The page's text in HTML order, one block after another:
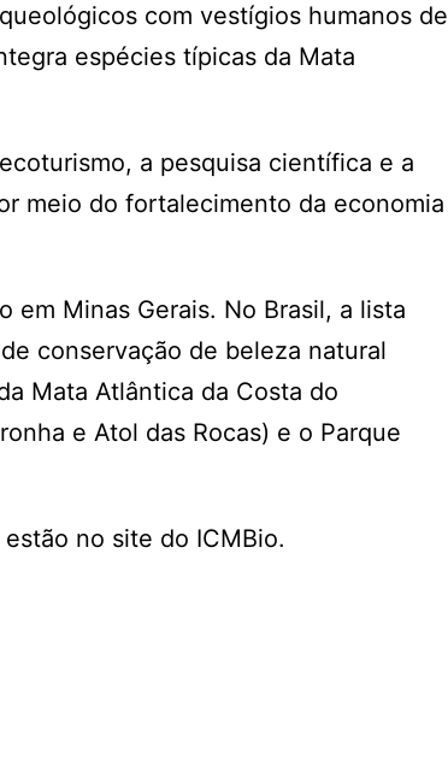
com vestígios humanos de
espécies típicas da Mata
a pesquisa científica e a
meio do fortalecimento da economia
em Minas Gerais. No Brasil, a lista
conservação de beleza natural
Mata Atlântica da Costa do
e Atol das Rocas) e o Parque
no site do ICMBio.